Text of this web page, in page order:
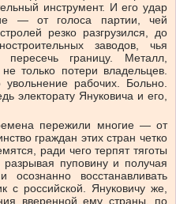
инструмент. И его удар
— от голоса партии, чей
резко разгрузился, до
заводов, чья
границу. Металл,
только потери владельцев.
рабочих. Больно.
электорату Януковича и его,
пережили многие — от
граждан этих стран четко
ради чего терпят тяготы
пуповину и получая
осознанно восстанавливать
с российской. Януковичу же,
вверенной ему страны, по